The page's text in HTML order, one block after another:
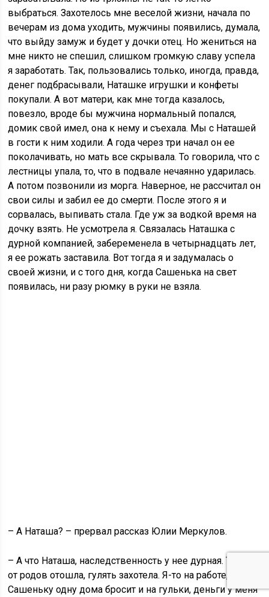
выбраться. Захотелось мне веселой жизни, начала по
вечерам из дома уходить, мужчины появились, думала,
что выйду замуж и будет у дочки отец. Но жениться на
мне никто не спешил, слишком громкую славу успела
я заработать. Так, пользовались только, иногда, правда,
денег подбрасывали, Наташке игрушки и конфеты
покупали. А вот матери, как мне тогда казалось,
повезло, вроде бы мужчина нормальный попался,
домик свой имел, она к нему и съехала. Мы с Наташей
в гости к ним ходили. А года через три начал он ее
поколачивать, но мать все скрывала. То говорила, что с
лестницы упала, то, что в подвале нечаянно ударилась.
А потом позвонили из морга. Наверное, не рассчитал он
свои силы и забил ее до смерти. После этого я и
сорвалась, выпивать стала. Где уж за водкой время на
дочку взять. Не усмотрела я. Связалась Наташка с
дурной компанией, забеременела в четырнадцать лет,
я ее рожать заставила. Вот тогда я и задумалась о
своей жизни, и с того дня, когда Сашенька на свет
появилась, ни разу рюмку в руки не взяла.
– А Наташа? – прервал рассказ Юлии Меркулов.
– А что Наташа, наследственность у нее дурная. Только
от родов отошла, гулять захотела. Я-то на работе, а она
Сашеньку одну дома бросит и на гульки, деньги у меня